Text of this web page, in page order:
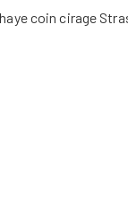
coin cirage